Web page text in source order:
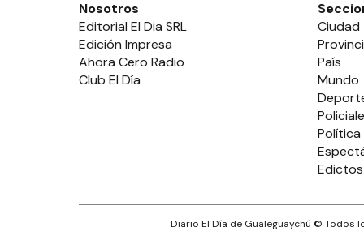
Nosotros
Editorial El Dia SRL
Edición Impresa
Ahora Cero Radio
Club El Día
Ciudad
País
Mundo
Política
Edictos
Diario El Día de Gualeguaychú © Todos